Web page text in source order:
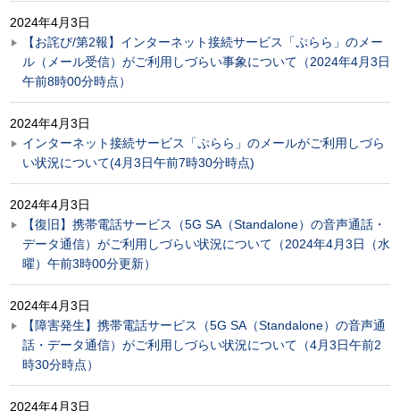
2024年4月3日
【お詫び/第2報】インターネット接続サービス「ぷらら」のメー
ル（メール受信）がご利用しづらい事象について（2024年4月3日
午前8時00分時点）
2024年4月3日
インターネット接続サービス「ぷらら」のメールがご利用しづら
い状況について(4月3日午前7時30分時点)
2024年4月3日
【復旧】携帯電話サービス（5G SA（Standalone）の音声通話・
データ通信）がご利用しづらい状況について（2024年4月3日（水
曜）午前3時00分更新）
2024年4月3日
【障害発生】携帯電話サービス（5G SA（Standalone）の音声通
話・データ通信）がご利用しづらい状況について（4月3日午前2
時30分時点）
2024年4月3日